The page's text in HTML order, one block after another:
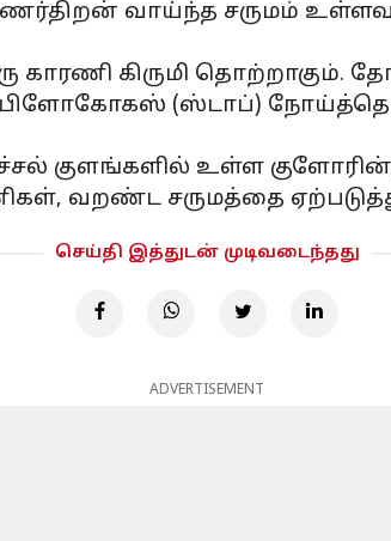
வாய்ந்த சருமம்
காரணி கிருமி
(ஸ்டாப்)
குளங்களில் உள்ள
வறண்ட சருமத்தை
செய்தி இத்துடன் முடிவடைந்தது
ADVERTISEMENT